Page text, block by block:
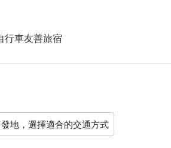
行車友善旅宿
地，選擇適合的交通方式